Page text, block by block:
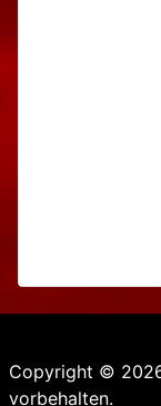
Copyright ©
vorbehalten.